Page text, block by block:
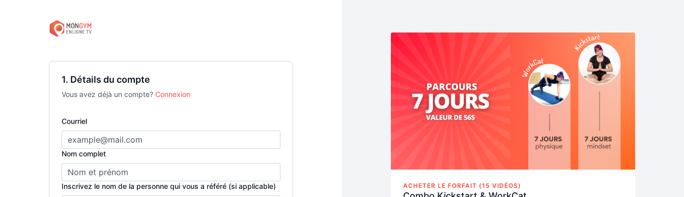
1. Détails du compte
Vous avez déjà un compte? Connexion
Courriel
Nom complet
Inscrivez le nom de la personne qui vous a référé (si applicable) ACHETER LE FORFAIT (15 VIDÉOS)